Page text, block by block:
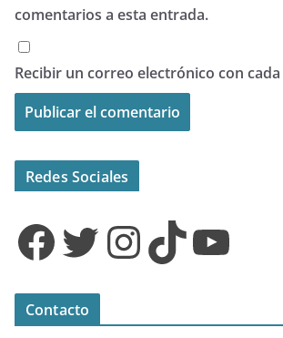
comentarios a esta entrada.
Recibir un correo electrónico con
Redes Sociales
Facebook Twitter InstagramTikTok YouTube
Contacto